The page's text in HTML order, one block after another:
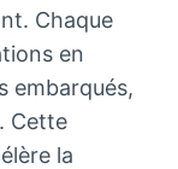
Chaque
en
embarqués,
Cette
la